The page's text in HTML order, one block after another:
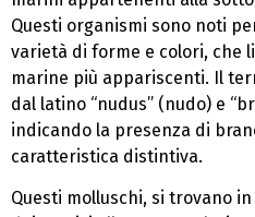
Questi organismi sono noti
varietà di forme e colori, che
marine più appariscenti. Il
dal latino “nudus” (nudo) e
indicando la presenza di
caratteristica distintiva.
Questi molluschi, si trovano